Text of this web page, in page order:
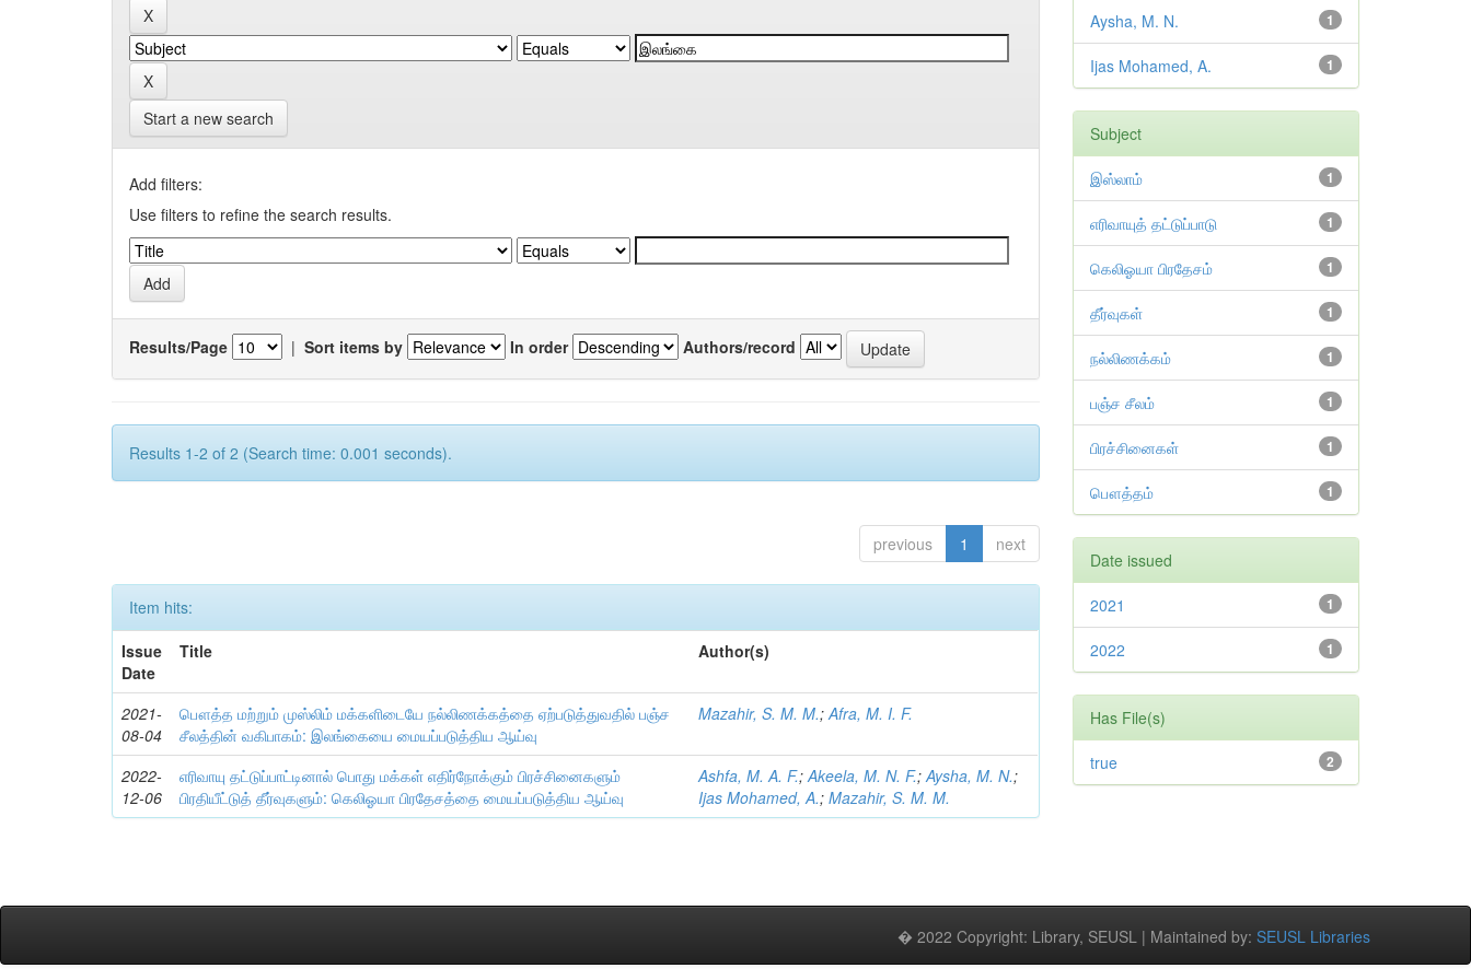
Start a new search
Add filters:
Use filters to refine the search results.
Results/Page | Sort items by In order Authors/record
Results 1-2 of 2 (Search time: 0.001 seconds).
previous 1 next
Item hits:
Issue
Date
Title Author(s)
2021-
08-04
பௌத்த மற்றும் முஸ்லிம் மக்களிடையே நல்லிணக்கத்தை ஏற்படுத்துவதில் பஞ்ச
சீலத்தின் வகிபாகம்: இலங்கையை மையப்படுத்திய ஆய்வு
Mazahir, S. M. M.;Afra, M. I. F.
2022-
12-06
எரிவாயு தட்டுப்பாட்டினால் பொது மக்கள் எதிர்நோக்கும் பிரச்சினைகளும்
பிரதியீட்டுத் தீர்வுகளும்: கெலிஓயா பிரதேசத்தை மையப்படுத்திய ஆய்வு
Ashfa, M. A. F.;Akeela, M. N. F.;Aysha, M. N.;
Ijas Mohamed, A.;Mazahir, S. M. M.
1
Aysha, M. N.
1
Ijas Mohamed, A.
Subject
1
இஸ்லாம்
1
எரிவாயுத் தட்டுப்பாடு
1
கெலிஓயா பிரதேசம்
1
தீர்வுகள்
1
நல்லிணக்கம்
1
பஞ்ச சீலம்
1
பிரச்சினைகள்
1
பௌத்தம்
Date issued
1
2021
1
2022
Has File(s)
2
true
� 2022 Copyright: Library, SEUSL | Maintained by: SEUSL Libraries